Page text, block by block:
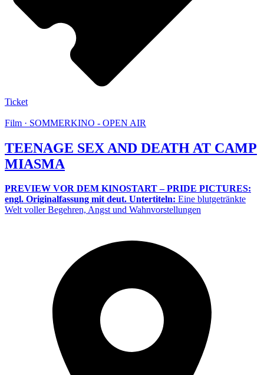
Ticket
Film · SOMMERKINO - OPEN AIR
TEENAGE SEX AND DEATH AT CAMP
MIASMA
PREVIEW VOR DEM KINOSTART – PRIDE PICTURES:
engl. Originalfassung mit deut. Untertiteln: Eine blutgetränkte
Welt voller Begehren, Angst und Wahnvorstellungen